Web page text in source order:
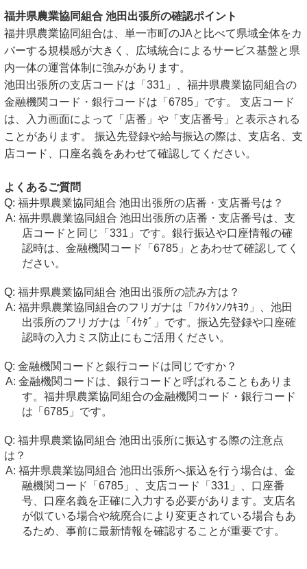
福井県農業協同組合 池田出張所の確認ポイント
福井県農業協同組合は、単一市町のJAと比べて県域全体をカ
バーする規模感が大きく、広域統合によるサービス基盤と県
内一体の運営体制に強みがあります。
池田出張所の支店コードは「331」、福井県農業協同組合の
金融機関コード・銀行コードは「6785」です。 支店コード
は、入力画面によって「店番」や「支店番号」と表示される
ことがあります。 振込先登録や給与振込の際は、支店名、支
店コード、口座名義をあわせて確認してください。
よくあるご質問
福井県農業協同組合 池田出張所の店番・支店番号は？
福井県農業協同組合 池田出張所の店番・支店番号は、支
店コードと同じ「331」です。銀行振込や口座情報の確
認時は、金融機関コード「6785」とあわせて確認してく
ださい。
福井県農業協同組合 池田出張所の読み方は？
福井県農業協同組合のフリガナは「ﾌｸｲｹﾝﾉｳｷﾖｳ」、池田
出張所のフリガナは「ｲｹﾀﾞ」です。振込先登録や口座確
認時の入力ミス防止にもご活用ください。
金融機関コードと銀行コードは同じですか？
金融機関コードは、銀行コードと呼ばれることもありま
す。福井県農業協同組合の金融機関コード・銀行コード
は「6785」です。
福井県農業協同組合 池田出張所に振込する際の注意点
は？
福井県農業協同組合 池田出張所へ振込を行う場合は、金
融機関コード「6785」、支店コード「331」、口座番
号、口座名義を正確に入力する必要があります。支店名
が似ている場合や統廃合により変更されている場合もあ
るため、事前に最新情報を確認することが重要です。